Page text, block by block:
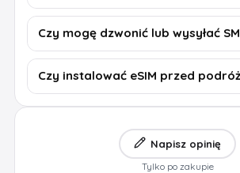
Czy mogę dzwonić lub wysyłać
Czy instalować eSIM przed
Napisz opinię
Tylko po zakupie